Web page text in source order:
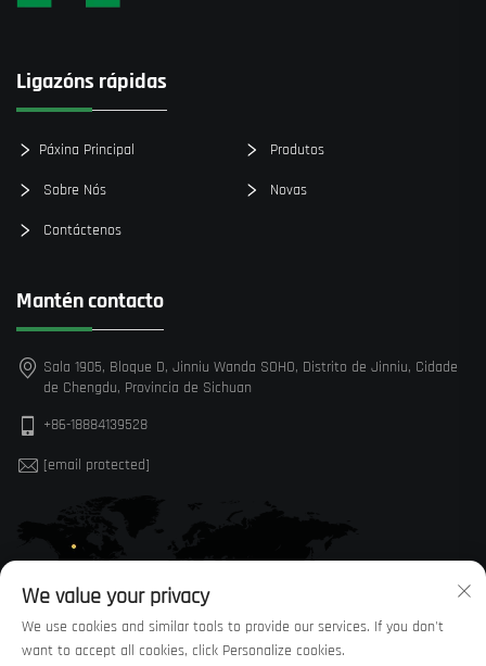
Ligazóns rápidas
Páxina Principal Produtos
Sobre Nós Novas
Contáctenos
Mantén contacto
Sala 1905, Bloque D, Jinniu Wanda SOHO, Distrito de Jinniu, Cidade
de Chengdu, Provincia de Sichuan
+86-18884139528
[email protected]
We value your privacy
We use cookies and similar tools to provide our services. If you don't
want to accept all cookies, click Personalize cookies.